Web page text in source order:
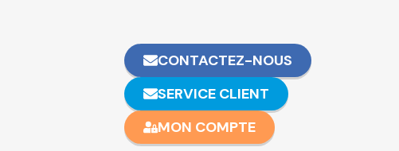
CONTACTEZ-NOUS
SERVICE CLIENT
MON COMPTE